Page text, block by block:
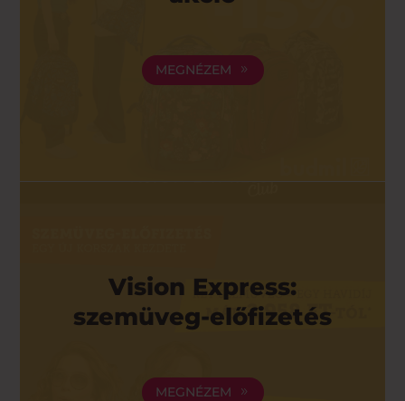
MEGNÉZEM
Vision Express:
szemüveg-előfizetés
MEGNÉZEM